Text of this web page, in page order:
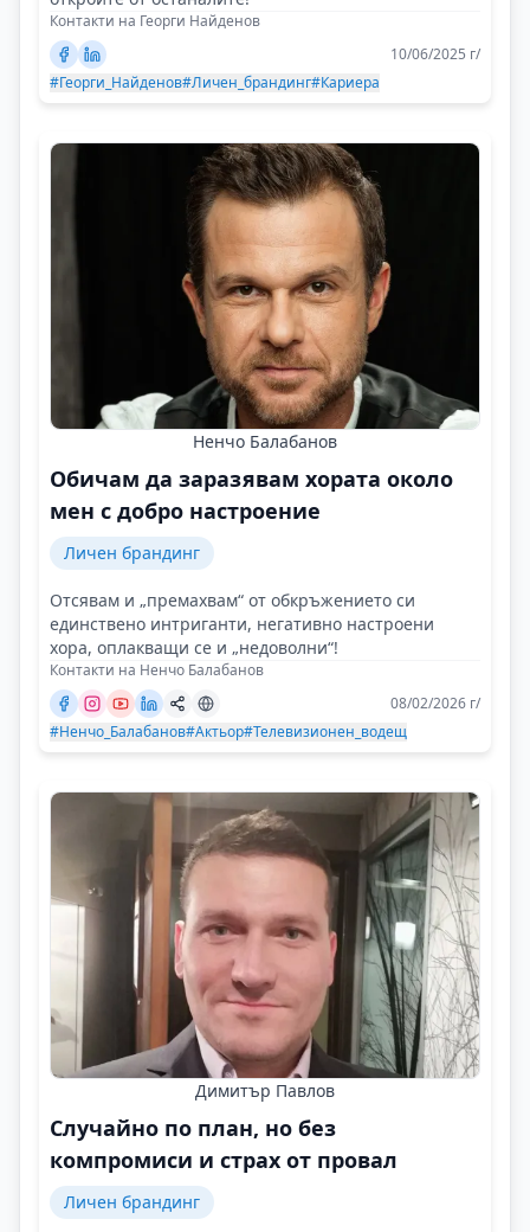
Контакти на Георги Найденов
10/06/2025 г/
#Георги_Найденов#Личен_брандинг#Кариера
Ненчо Балабанов
Обичам да заразявам хората около
мен с добро настроение
Личен брандинг
Отсявам и „премахвам“ от обкръжението си
единствено интриганти, негативно настроени
хора, оплакващи се и „недоволни“!
Контакти на Ненчо Балабанов
08/02/2026 г/
#Ненчо_Балабанов#Актьор#Телевизионен_водещ
Димитър Павлов
Случайно по план, но без
компромиси и страх от провал
Личен брандинг